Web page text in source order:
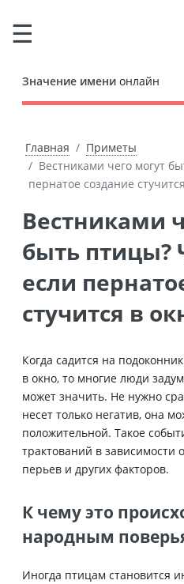
Значение имени онлайн
Главная
Приметы
Вестниками чего могут
пернатое создание
Вестниками чего могут
быть птицы?
если
стучится в
Когда садится на
в окно, то многие люди
может значить. Не нужно
несет только негатив, она
положительной. Такое
трактований в зависимости
перьев и других факторов.
К чему это
народным
Иногда птицам становится